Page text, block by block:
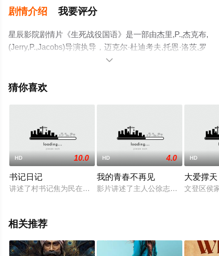
剧情介绍 我要评分
星辰影院剧情片《生死战役国语》是一部由杰里,P.,杰克布,
(Jerry,P.,Jacobs)导演执导，迈克尔·杜迪考夫,托恩·洛茨,罗
恩·哈珀等演员精彩演绎的美国电影，手机免费观看高清无
豆瓣电影、电视猫或剧情网等平台了解。

猜你喜欢
HD 10.0
书记日记
讲述了村书记焦为民在扶贫过程中引导鼓励有志农民创业，通
HD 4.0
我的青春不再见
影片讲述了主人公徐志良在好友张启
HD
大爱撑天
文登区侯
相关推荐